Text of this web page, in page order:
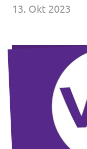
Deine Spende
Mache bei uns
13. Okt 2023